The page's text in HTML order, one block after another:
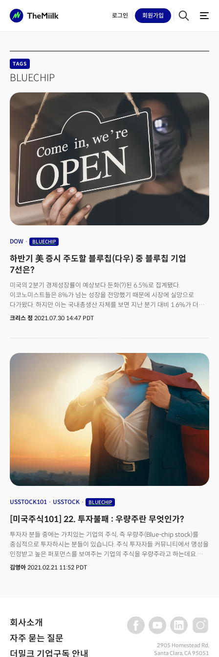
로그인 회원가입
TAGS
BLUECHIP
DOW BLUECHIP
하반기 美 증시 주도할 블루칩(다우) 중 블루칩 기업
7선은?
미국의 2분기 경제성장률이 예상보다 둔화(?)된 6.5%로 집계됐다.
이코노미스트들은 8%가 넘는 성장을 전망했기 때문에 시장에 실망으로
다가왔다. 하지만 이는 국내총생산 자체를 보면 지난 분기 대비 1.6%가 더
증가, 미국의 경제가 팬데믹 이전으로 완전히 돌아왔다는 것을 의미한다.
바이러스가 여전히 확산세를 보이고 있지만 여전히 대부분의 경제학자들은
세계 경제가 올해 팬데믹 이전 수준의 회복을 보일 것으로 전망했다.
국제통화기금(IMF)에 따르면 선진국 인구의 약 40%가 코로나19 백신을
접종했다. 지난 30일(현지시각) 발표된 유럽연합(EU)의 2분기 성장률은
연간기준으로 8.3%를 기록하며 미국을 앞질렀다. EU는 오는 4분기에
유로존의 경제가 팬데믹 이전으로 복귀할 것으로 전망하고 있다. 미국의 경제
전망을 어둡게 하는 것은 델타변이의 확산이다. 하지만 델타변이 확산세를
겪은 영국은 의미있는 확산세를 시작한 6월 이후 약 45~50일에 피크를
기록했다. 이를 7월 이후 의미있는 확산세를 시작한 미국에 적용하면 약
2주에서 3주면 피크를 기록하고 확진자는 하루 약 20만명 가까이 나올 수
있다는 계산이다. 경기를 선행하는 증시가 델타변이 이후의 회복세를 볼
가능성은 충분하다는 의미다. 여기에 부스트를 줄 수 있는 것이 바로 다음 주
예정된 인프라 법안의 상원 통과여부이다.
크리스 정 2021.07.30 14:47 PDT
USSTOCK101 USSTOCK BLUECHIP
[미국주식101] 22. 투자불패 : 우량주란 무엇인가?
투자자 분들 중에는 가치있는 기업의 주식, 즉 우량주(Blue-chip stock)를
중심적으로 투자하시는 분들이 있습니다. 주식 투자자들 커뮤니티에서 명성을
인정받고 높은 퍼포먼스를 보여주는 기업의 주식을 우량주라고 하는데요.
오늘은 우량 기업, 우량주를 가려내는 방법과 올바른 투자 방법에 대해
김영아 2021.02.21 11:52 PDT
회사소개
자주 묻는 질문
더밀크 기업구독 안내
2905 Homestead Rd,
Santa Clara, CA 95051